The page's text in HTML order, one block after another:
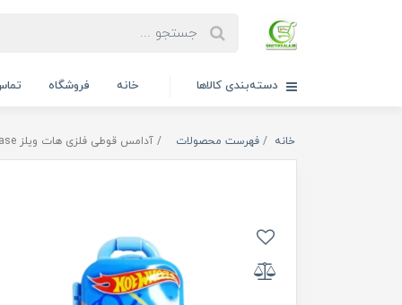
دسته‌بندی کالاها خانه فروشگاه
خانه فهرست محصولات آدامس قوطی فلزی هات ویلز Hot Wheels Metal Gum Case ‏